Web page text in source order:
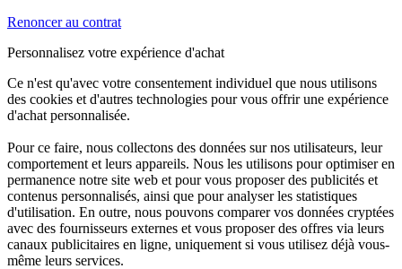
Renoncer au contrat
Personnalisez votre expérience d'achat
Ce n'est qu'avec votre consentement individuel que nous utilisons
des cookies et d'autres technologies pour vous offrir une expérience
d'achat personnalisée.
Pour ce faire, nous collectons des données sur nos utilisateurs, leur
comportement et leurs appareils. Nous les utilisons pour optimiser en
permanence notre site web et pour vous proposer des publicités et
contenus personnalisés, ainsi que pour analyser les statistiques
d'utilisation. En outre, nous pouvons comparer vos données cryptées
avec des fournisseurs externes et vous proposer des offres via leurs
canaux publicitaires en ligne, uniquement si vous utilisez déjà vous-
même leurs services.